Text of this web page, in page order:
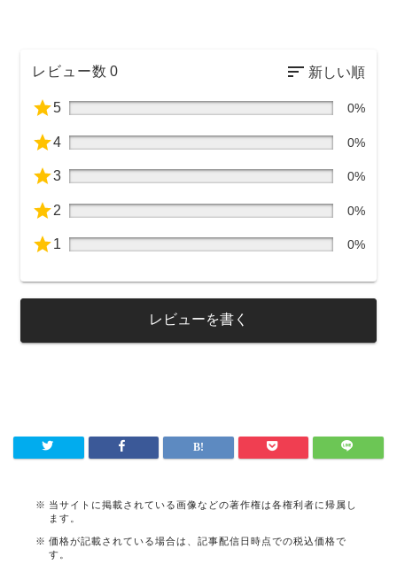
レビュー数 0
5 0%
4 0%
3 0%
2 0%
1 0%
レビューを書く
当サイトに掲載されている画像などの著作権は各権利者に帰属し
ます。
価格が記載されている場合は、記事配信日時点での税込価格で
す。